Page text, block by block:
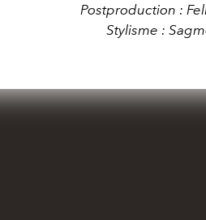
Postproduction :
Stylisme :